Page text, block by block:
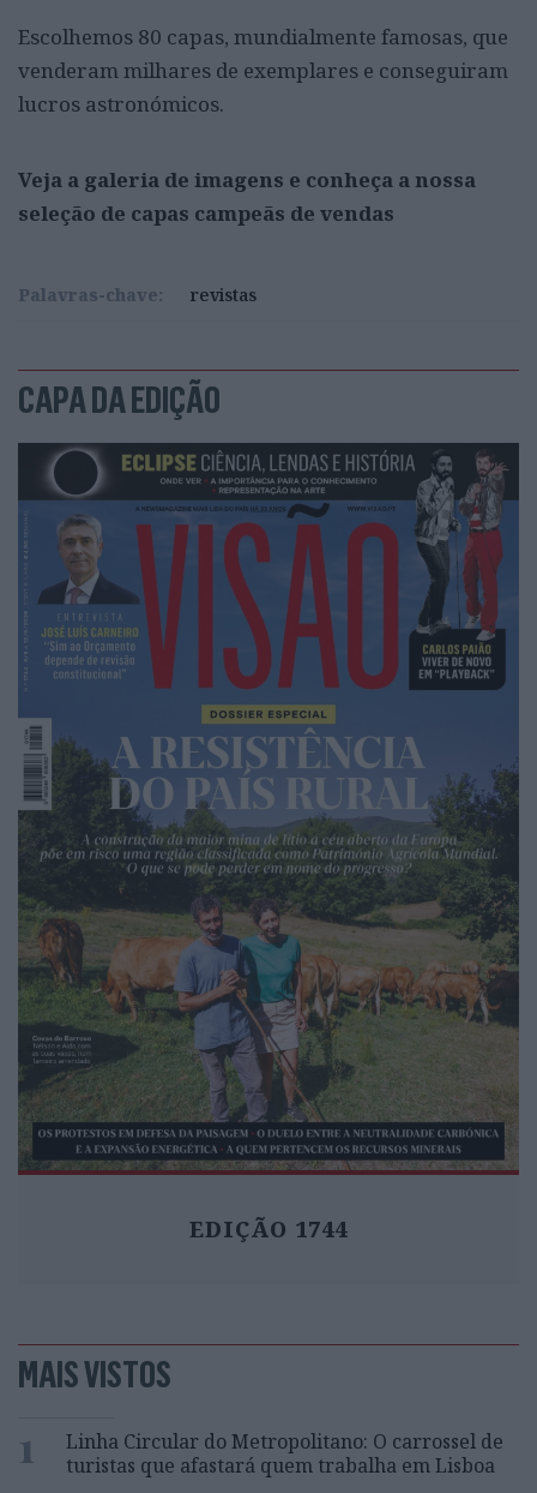
Escolhemos 80 capas, mundialmente famosas, que
venderam milhares de exemplares e conseguiram
lucros astronómicos.
Veja a galeria de imagens e conheça a nossa
seleção de capas campeãs de vendas
Palavras-chave: revistas
CAPA DA EDIÇÃO
EDIÇÃO 1744
MAIS VISTOS
1
Linha Circular do Metropolitano: O carrossel de
turistas que afastará quem trabalha em Lisboa